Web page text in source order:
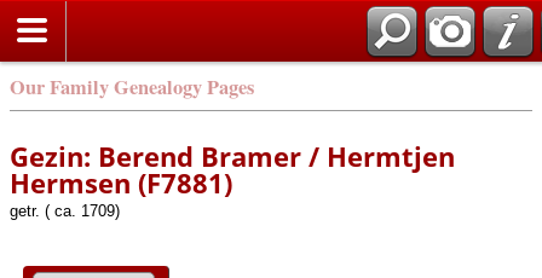
Our Family Genealogy Pages
Gezin: Berend Bramer / Hermtjen
Hermsen (F7881)
getr. ( ca. 1709)